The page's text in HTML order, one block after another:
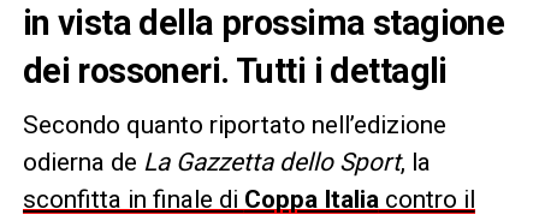
in vista della prossima stagione
dei rossoneri. Tutti i dettagli
Secondo quanto riportato nell’edizione
odierna de La Gazzetta dello Sport, la
sconfitta in finale di Coppa Italia contro il